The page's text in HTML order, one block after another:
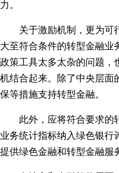
力。
关于激励机制，更为可行
大至符合条件的转型金融业
政策工具太多太杂的问题，
机结合起来。除了中央层面
保等措施支持转型金融。
此外，应将符合要求的转
业务统计指标纳入绿色银行
提供绿色金融和转型金融服